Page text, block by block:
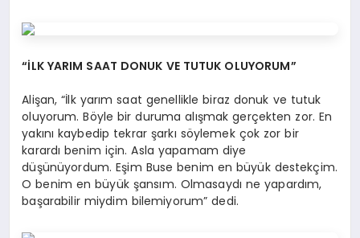
“İLK YARIM SAAT DONUK VE TUTUK OLUYORUM”
Alişan, “İlk yarım saat genellikle biraz donuk ve tutuk
oluyorum. Böyle bir duruma alışmak gerçekten zor. En
yakını kaybedip tekrar şarkı söylemek çok zor bir
karardı benim için. Asla yapamam diye
düşünüyordum. Eşim Buse benim en büyük destekçim.
O benim en büyük şansım. Olmasaydı ne yapardım,
başarabilir miydim bilemiyorum” dedi.